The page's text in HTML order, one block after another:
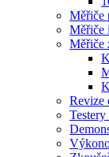
Měřiče
Měřiče
Měřiče
Revize